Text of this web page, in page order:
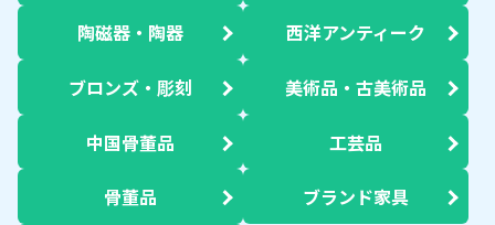
陶磁器・陶器 西洋アンティーク
ブロンズ・彫刻 美術品・古美術品
中国骨董品 工芸品
骨董品 ブランド家具